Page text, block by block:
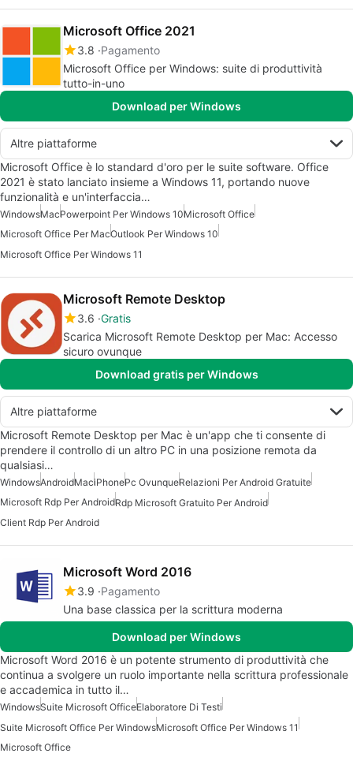
Microsoft Office 2021
3.8 Pagamento
Microsoft Office per Windows: suite di produttività
tutto-in-uno
Download per Windows
Altre piattaforme
Microsoft Office è lo standard d'oro per le suite software. Office
2021 è stato lanciato insieme a Windows 11, portando nuove
funzionalità e un'interfaccia…
WindowsMacPowerpoint Per Windows 10Microsoft Office
Microsoft Office Per MacOutlook Per Windows 10
Microsoft Office Per Windows 11
Microsoft Remote Desktop
3.6 Gratis
Scarica Microsoft Remote Desktop per Mac: Accesso
sicuro ovunque
Download gratis per Windows
Altre piattaforme
Microsoft Remote Desktop per Mac è un'app che ti consente di
prendere il controllo di un altro PC in una posizione remota da
qualsiasi…
WindowsAndroidMaciPhonePc OvunqueRelazioni Per Android Gratuite
Microsoft Rdp Per AndroidRdp Microsoft Gratuito Per Android
Client Rdp Per Android
Microsoft Word 2016
3.9 Pagamento
Una base classica per la scrittura moderna
Download per Windows
Microsoft Word 2016 è un potente strumento di produttività che
continua a svolgere un ruolo importante nella scrittura professionale
e accademica in tutto il…
WindowsSuite Microsoft OfficeElaboratore Di Testi
Suite Microsoft Office Per WindowsMicrosoft Office Per Windows 11
Microsoft Office